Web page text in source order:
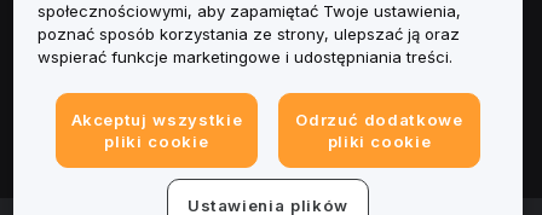
Obsługa Klienta
Informacje prawne
społecznościowymi, aby zapamiętać Twoje ustawienia,
poznać sposób korzystania ze strony, ulepszać ją oraz
wspierać funkcje marketingowe i udostępniania treści.
Akceptuj wszystkie
pliki cookie
Odrzuć dodatkowe
pliki cookie
Ustawienia plików